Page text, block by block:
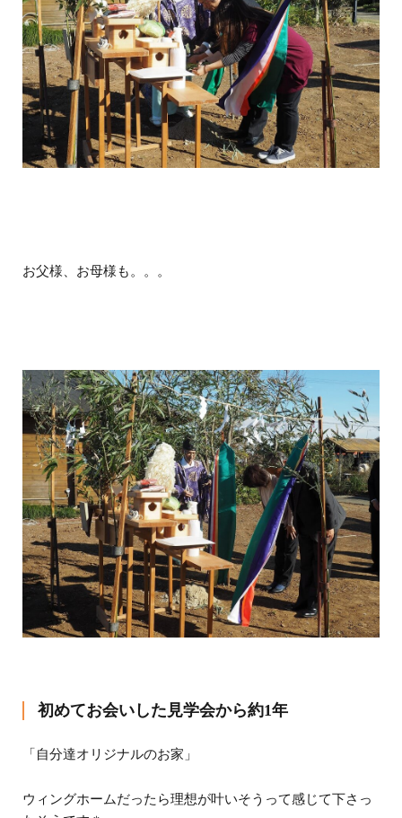
お父様、お母様も。。。
初めてお会いした見学会から約1年
「自分達オリジナルのお家」
ウィングホームだったら理想が叶いそうって感じて下さっ